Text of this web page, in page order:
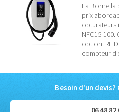
La Borne la
prix
obturateurs
NFC15-100.
option.
compteur
Besoin d'un